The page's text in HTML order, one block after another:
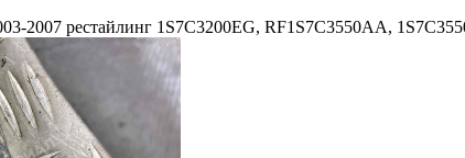
2007 рестайлинг 1S7C3200EG, RF1S7C3550AA,